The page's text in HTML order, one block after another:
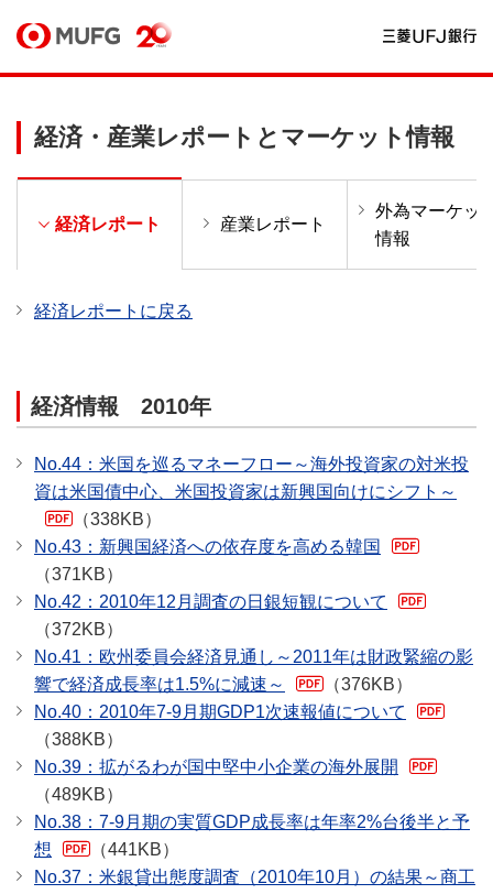
経済・産業レポートとマーケット情報
経済レポート 産業レポート
外為マーケッ
情報
経済レポートに戻る
経済情報 2010年
No.44：米国を巡るマネーフロー～海外投資家の対米投
資は米国債中心、米国投資家は新興国向けにシフト～
（338KB）
No.43：新興国経済への依存度を高める韓国
（371KB）
No.42：2010年12月調査の日銀短観について
（372KB）
No.41：欧州委員会経済見通し～2011年は財政緊縮の影
響で経済成長率は1.5%に減速～
（376KB）
No.40：2010年7-9月期GDP1次速報値について
（388KB）
No.39：拡がるわが国中堅中小企業の海外展開
（489KB）
No.38：7-9月期の実質GDP成長率は年率2%台後半と予
想
（441KB）
No.37：米銀貸出態度調査（2010年10月）の結果～商工